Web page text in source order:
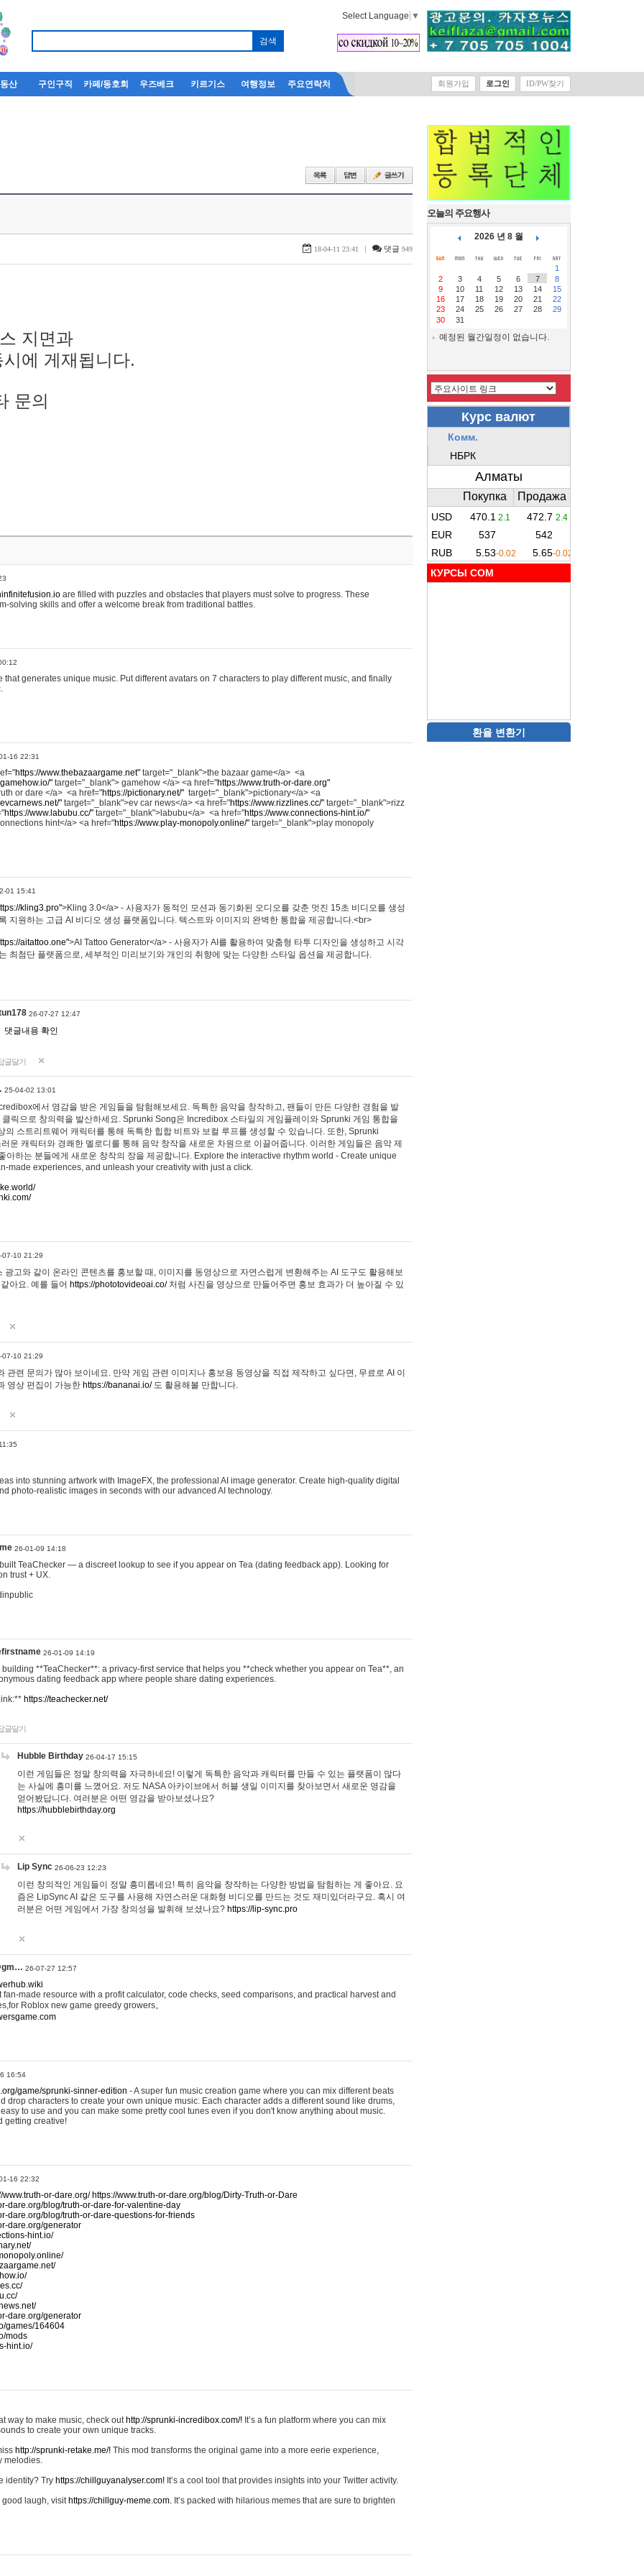
Select Language ▼
산 구인구직 카페/동호회 우즈베크 키르기스 여행정보 주요연락처 회원가입 로그인 ID/PW찾기
18-04-11 23:41 | 댓글 949
지면과
에 게재됩니다.
문의
are filled with puzzles and obstacles that players must solve to progress. These
solving skills and offer a welcome break from traditional battles.
that generates unique music. Put different avatars on 7 characters to play different music, and finally
16 22:31
https://www.thebazaargame.net" target="_blank">the bazaar game</a> <a
" target="_blank"> gamehow </a> <a href="https://www.truth-or-dare.org"
or dare </a> <a href="https://pictionary.net/" target="_blank">pictionary</a> <a
" target="_blank">ev car news</a> <a href="https://www.rizzlines.cc/" target="_blank">rizz
https://www.labubu.cc/" target="_blank">labubu</a> <a href="https://www.connections-hint.io/"
hint</a> <a href="https://www.play-monopoly.online/" target="_blank">play monopoly
01 15:41
kling3.pro">Kling 3.0</a> - 사용자가 동적인 모션과 동기화된 오디오를 갖춘 멋진 15초 비디오를 생성
지원하는 고급 AI 비디오 생성 플랫폼입니다. 텍스트와 이미지의 완벽한 통합을 제공합니다.<br>
aitattoo.one">AI Tattoo Generator</a> - 사용자가 AI를 활용하여 맞춤형 타투 디자인을 생성하고 시각
최첨단 플랫폼으로, 세부적인 미리보기와 개인의 취향에 맞는 다양한 스타일 옵션을 제공합니다.
26-07-27 12:47
댓글내용 확인
글달기
25-04-02 13:01
에서 영감을 받은 게임들을 탐험해보세요. 독특한 음악을 창작하고, 팬들이 만든 다양한 경험을 발
클릭으로 창의력을 발산하세요. Sprunki Song은 Incredibox 스타일의 게임플레이와 Sprunki 게임 통합을
의 스트리트웨어 캐릭터를 통해 독특한 힙합 비트와 보컬 루프를 생성할 수 있습니다. 또한, Sprunki
운 캐릭터와 경쾌한 멜로디를 통해 음악 창작을 새로운 차원으로 이끌어줍니다. 이러한 게임들은 음악 제
아하는 분들에게 새로운 창작의 장을 제공합니다. Explore the interactive rhythm world - Create unique
made experiences, and unleash your creativity with just a click.
07-10 21:29
광고와 같이 온라인 콘텐츠를 홍보할 때, 이미지를 동영상으로 자연스럽게 변환해주는 AI 도구도 활용해보
아요. 예를 들어 https://phototovideoai.co/처럼 사진을 영상으로 만들어주면 홍보 효과가 더 높아질 수 있
07-10 21:29
관련 문의가 많아 보이네요. 만약 게임 관련 이미지나 홍보용 동영상을 직접 제작하고 싶다면, 무료로 AI 이
영상 편집이 가능한 https://bananai.io/도 활용해볼 만합니다.
into stunning artwork with ImageFX, the professional AI image generator. Create high-quality digital
photo-realistic images in seconds with our advanced AI technology.
26-01-09 14:18
TeaChecker — a discreet lookup to see if you appear on Tea (dating feedback app). Looking for
trust + UX.
26-01-09 14:19
building **TeaChecker**: a privacy-first service that helps you **check whether you appear on Tea**, an
dating feedback app where people share dating experiences.
https://teachecker.net/
글달기
Hubble Birthday 26-04-17 15:15
이런 게임들은 정말 창의력을 자극하네요! 이렇게 독특한 음악과 캐릭터를 만들 수 있는 플랫폼이 많다
는 사실에 흥미를 느꼈어요. 저도 NASA 아카이브에서 허블 생일 이미지를 찾아보면서 새로운 영감을
얻어봤답니다. 여러분은 어떤 영감을 받아보셨나요?
https://hubblebirthday.org
Lip Sync 26-06-23 12:23
이런 창의적인 게임들이 정말 흥미롭네요! 특히 음악을 창작하는 다양한 방법을 탐험하는 게 좋아요. 요
즘은 LipSync AI 같은 도구를 사용해 자연스러운 대화형 비디오를 만드는 것도 재미있더라구요. 혹시 여
러분은 어떤 게임에서 가장 창의성을 발휘해 보셨나요? https://lip-sync.pro
26-07-27 12:57
made resource with a profit calculator, code checks, seed comparisons, and practical harvest and
Roblox new game greedy growers。
16:54
game/sprunki-sinner-edition - A super fun music creation game where you can mix different beats
drop characters to create your own unique music. Each character adds a different sound like drums,
to use and you can make some pretty cool tunes even if you don't know anything about music.
getting creative!
16 22:32
www.truth-or-dare.org/ https://www.truth-or-dare.org/blog/Dirty-Truth-or-Dare
dare.org/blog/truth-or-dare-for-valentine-day
dare.org/blog/truth-or-dare-questions-for-friends
dare.org/generator
hint.io/
dare.org/generator
games/164604
mods
hint.io/
way to make music, check out http://sprunki-incredibox.com/! It’s a fun platform where you can mix
to create your own unique tracks.
http://sprunki-retake.me/! This mod transforms the original game into a more eerie experience,
melodies.
identity? Try https://chillguyanalyser.com! It’s a cool tool that provides insights into your Twitter activity.
good laugh, visit https://chillguy-meme.com. It’s packed with hilarious memes that are sure to brighten
오늘의 주요행사
2026 년 8 월
1
2
3 4 5 6 7
8
9
10 11 12 13 14
15
16
17 18 19 20 21
22
23
24 25 26 27 28
29
30
31
예정된 월간일정이 없습니다.
КУРСЫ COM
환율 변환기